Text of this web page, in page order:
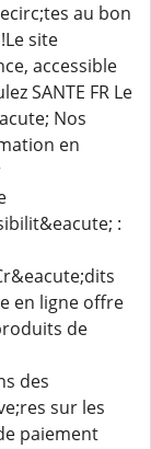
au bon
site
accessible
SANTE FR Le
Nos
en
:
en ligne offre
de
des
sur les
paiement